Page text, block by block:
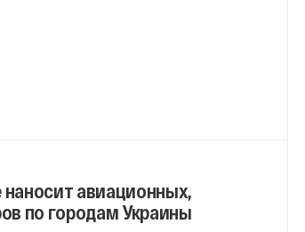
авиационных,
по городам Украины